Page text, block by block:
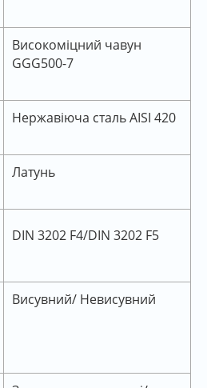
Високоміцний чавун
GGG500-7
Нержавіюча сталь AISI 420
Латунь
DIN 3202 F4/DIN 3202 F5
Висувний/ Невисувний